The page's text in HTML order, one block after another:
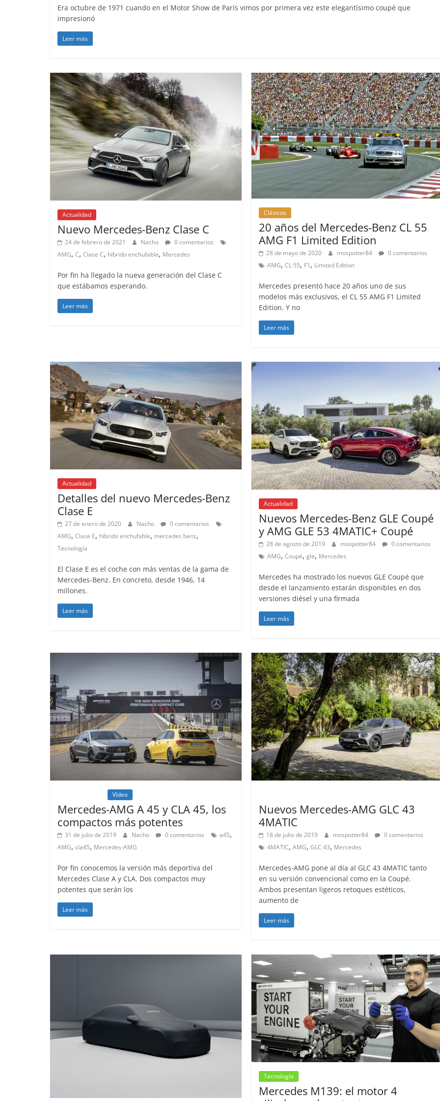
Era octubre de 1971 cuando en el Motor Show de París vimos por primera vez este elegantísimo coupé que
impresionó
Leer más
Actualidad
Nuevo Mercedes-Benz Clase C
24 de febrero de 2021 Nacho
0 comentarios
AMG, C, Clase C, híbrido enchufable, Mercedes
Por fin ha llegado la nueva generación del Clase C
que estábamos esperando.
Leer más
Clásicos
20 años del Mercedes-Benz CL 55
AMG F1 Limited Edition
28 de mayo de 2020 mospotter84
0 comentarios
AMG,CL 55, F1, Limited Edition
Mercedes presentó hace 20 años uno de sus
modelos más exclusivos, el CL 55 AMG F1 Limited
Edition. Y no
Leer más
Actualidad
Detalles del nuevo Mercedes-Benz
Clase E
27 de enero de 2020 Nacho
0 comentarios
AMG, Clase E, híbrido enchufable, mercedes benz,
Tecnología
El Clase E es el coche con más ventas de la gama de
Mercedes-Benz. En concreto, desde 1946, 14
millones.
Leer más
Actualidad
Nuevos Mercedes-Benz GLE Coupé
y AMG GLE 53 4MATIC+ Coupé
28 de agosto de 2019 mospotter84
0 comentarios
AMG,Coupé,gle, Mercedes
Mercedes ha mostrado los nuevos GLE Coupé que
desde el lanzamiento estarán disponibles en dos
versiones diésel y una firmada
Leer más
Vídeo
Mercedes-AMG A 45 y CLA 45, los
compactos más potentes
31 de julio de 2019 Nacho 0 comentarios a45,
AMG, cla45, Mercedes-AMG
Por fin conocemos la versión más deportiva del
Mercedes Clase A y CLA. Dos compactos muy
potentes que serán los
Leer más
Nuevos Mercedes-AMG GLC 43
4MATIC
18 de julio de 2019 mospotter84
0 comentarios
4MATIC,AMG,GLC 43, Mercedes
Mercedes-AMG pone al día al GLC 43 4MATIC tanto
en su versión convencional como en la Coupé.
Ambos presentan ligeros retoques estéticos,
aumento de
Leer más
Tecnología
Mercedes M139: el motor 4
años de uno de los
Mercedes-Benz más caros
31 de enero de 2022 mospotter84 0
Audi RS6: 20 años de
deportividad
25 de julio de 2022 mospotter84
Seguridad
Llamada a revisión en
Mercedes Clase A fabricados
entre 2017-2019
4 de septiembre de 2020
50 años del Mercedes-
ESF 13: un experimento
31 de mayo de 2022 mospotter84